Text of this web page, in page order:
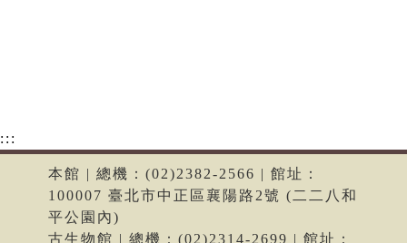
:::
本館 | 總機：(02)2382-2566 | 館址：
100007 臺北市中正區襄陽路2號 (二二八和
平公園內)
古生物館 | 總機：(02)2314-2699 | 館址：